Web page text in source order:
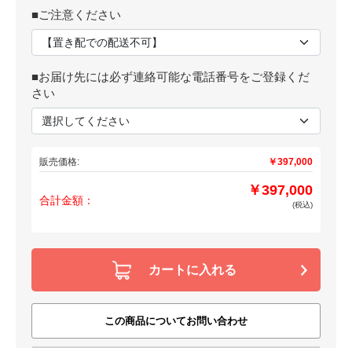
■ご注意ください
■お届け先には必ず連絡可能な電話番号をご登録くだ
さい
販売価格: ￥397,000
合計金額：
￥397,000
(税込)
カートに入れる
この商品についてお問い合わせ